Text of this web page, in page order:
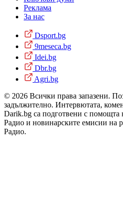
Реклама
За нас
Dsport.bg
9meseca.bg
Idei.bg
Dbr.bg
Agri.bg
© 2026 Всички права запазени.
задължително. Интервютата,
Darik.bg са подготвени с помощта
Радио и новинарските емисии на
Радио.